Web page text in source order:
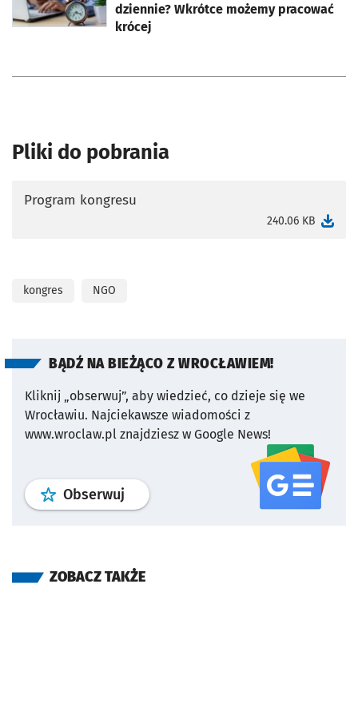
dziennie? Wkrótce możemy pracować
krócej
Pliki do pobrania
Program kongresu
240.06 KB
kongres NGO
BĄDŹ NA BIEŻĄCO Z WROCŁAWIEM!
Kliknij „obserwuj”, aby wiedzieć, co dzieje się we
Wrocławiu. Najciekawsze wiadomości z
www.wroclaw.pl znajdziesz w Google News!
Obserwuj profil serwisu
ZOBACZ TAKŻE